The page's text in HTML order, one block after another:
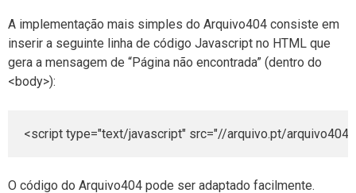
A implementação mais simples do Arquivo404 consiste em
inserir a seguinte linha de código Javascript no HTML que
gera a mensagem de “Página não encontrada” (dentro do
<body>):
<script type="text/javascript" src="//arquivo.pt/
O código do Arquivo404 pode ser adaptado facilmente.